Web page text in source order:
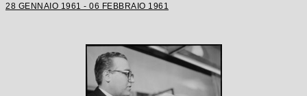
28 GENNAIO 1961 - 06 FEBBRAIO 1961